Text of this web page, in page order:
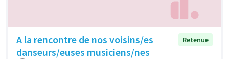
A la rencontre de nos voisins/es
danseurs/euses musiciens/nes
Retenue